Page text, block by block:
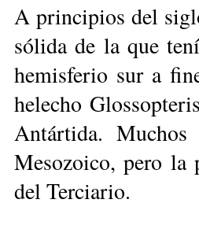
A principios del
sólida de la que
hemisferio sur a
helecho
Antártida. Muchos
Mesozoico, pero la
del Terciario.